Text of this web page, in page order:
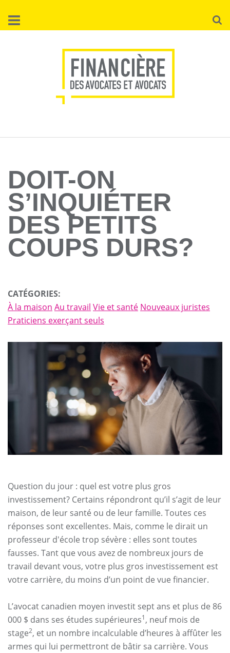
au
contenu
DOIT-ON
S’INQUIÉTER
DES PETITS
COUPS DURS?
CATÉGORIES:
À la maison Au travail Vie et santé Nouveaux juristes
Praticiens exerçant seuls
Question du jour : quel est votre plus gros
investissement? Certains répondront qu’il s’agit de leur
maison, de leur santé ou de leur famille. Toutes ces
réponses sont excellentes. Mais, comme le dirait un
professeur d'école trop sévère : elles sont toutes
fausses. Tant que vous avez de nombreux jours de
travail devant vous, votre plus gros investissement est
votre carrière, du moins d’un point de vue financier.
L’avocat canadien moyen investit sept ans et plus de 86
000 $ dans ses études supérieures1, neuf mois de
stage2, et un nombre incalculable d’heures à affûter les
armes qui lui permettront de bâtir sa carrière. Vous